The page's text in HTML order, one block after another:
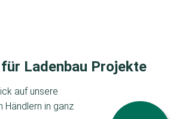
Ladenbau Projekte
auf unsere
Händlern in ganz